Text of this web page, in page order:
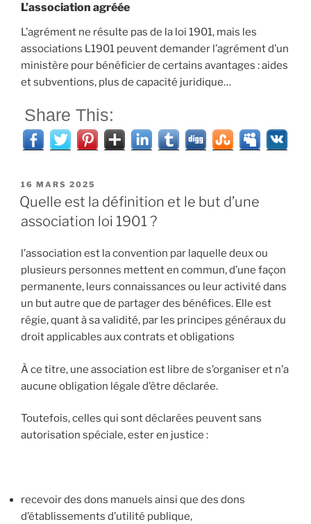
L’association agréée
L’agrément ne résulte pas de la loi 1901, mais les
associations L1901 peuvent demander l’agrément d’un
ministère pour bénéficier de certains avantages : aides
et subventions, plus de capacité juridique…
Share This:
PUBLIÉ
LE
16 MARS 2025
Quelle est la définition et le but d’une
association loi 1901 ?
l’association est la convention par laquelle deux ou
plusieurs personnes mettent en commun, d’une façon
permanente, leurs connaissances ou leur activité dans
un but autre que de partager des bénéfices. Elle est
régie, quant à sa validité, par les principes généraux du
droit applicables aux contrats et obligations
À ce titre, une association est libre de s’organiser et n’a
aucune obligation légale d’être déclarée.
Toutefois, celles qui sont déclarées peuvent sans
autorisation spéciale, ester en justice :
recevoir des dons manuels ainsi que des dons
d’établissements d’utilité publique,